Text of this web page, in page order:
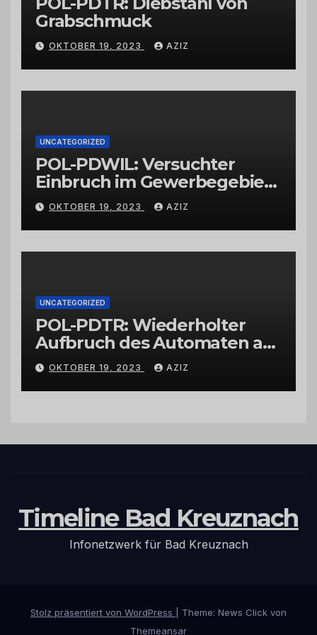
Grabschmuck
OKTOBER 19, 2023 AZIZ
UNCATEGORIZED
POL-PDWIL: Versuchter
Einbruch im Gewerbegebiet
Wittlich
OKTOBER 19, 2023 AZIZ
UNCATEGORIZED
POL-PDTR: Wiederholter
Aufbruch des Automaten am
Wohnmobilstellplatz in
Hermeskeil am Labachweg
OKTOBER 19, 2023 AZIZ
Timeline Bad Kreuznach
Infonetzwerk für Bad Kreuznach
Stolz präsentiert von WordPress
Theme: News Click von
Themeansar